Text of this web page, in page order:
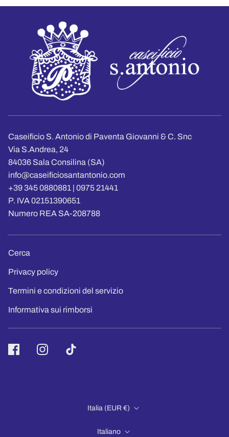
Caseificio S. Antonio di Paventa Giovanni & C. Snc
Via S.Andrea, 24
84036 Sala Consilina (SA)
info@caseificiosantantonio.com
+39 345 0880881 | 0975 21441
P. IVA 02151390651
Numero REA SA-208788
Cerca
Privacy policy
Termini e condizioni del servizio
Informativa sui rimborsi
Italia (EUR €)
Italiano